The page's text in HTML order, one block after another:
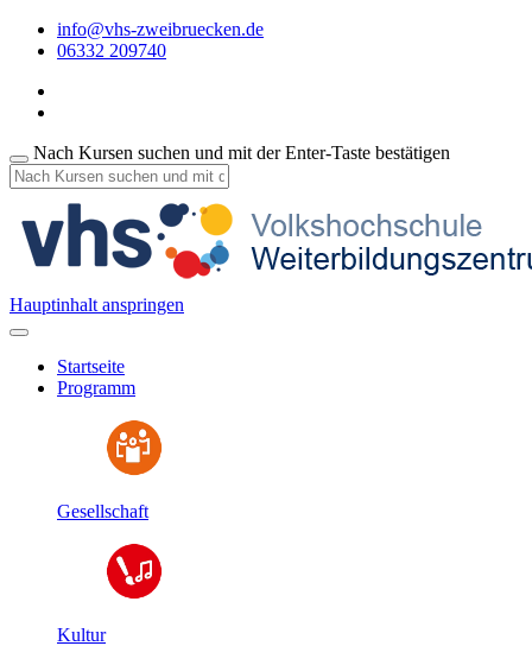
info@vhs-zweibruecken.de
06332 209740
Nach Kursen suchen und mit der Enter-Taste bestätigen
Hauptinhalt anspringen
Startseite
Programm
Gesellschaft
Kultur